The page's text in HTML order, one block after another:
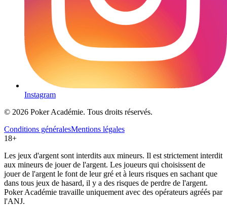
Instagram
© 2026 Poker Académie. Tous droits réservés.
Conditions généralesMentions légales
18+
Les jeux d'argent sont interdits aux mineurs. Il est strictement interdit
aux mineurs de jouer de l'argent. Les joueurs qui choisissent de
jouer de l'argent le font de leur gré et à leurs risques en sachant que
dans tous jeux de hasard, il y a des risques de perdre de l'argent.
Poker Académie travaille uniquement avec des opérateurs agréés par
l'ANJ.